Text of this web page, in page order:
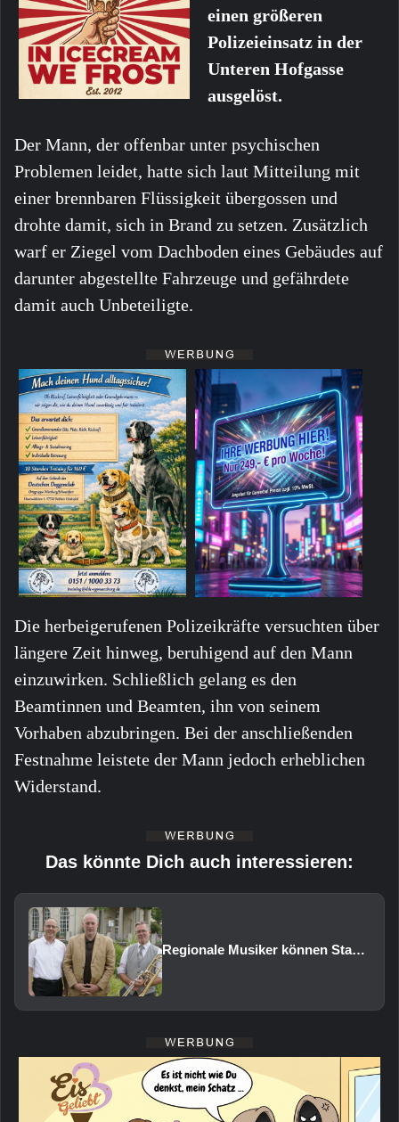
einen größeren
Polizeieinsatz in der
Unteren Hofgasse
ausgelöst.
Der Mann, der offenbar unter psychischen
Problemen leidet, hatte sich laut Mitteilung mit
einer brennbaren Flüssigkeit übergossen und
drohte damit, sich in Brand zu setzen. Zusätzlich
warf er Ziegel vom Dachboden eines Gebäudes auf
darunter abgestellte Fahrzeuge und gefährdete
damit auch Unbeteiligte.
Die herbeigerufenen Polizeikräfte versuchten über
längere Zeit hinweg, beruhigend auf den Mann
einzuwirken. Schließlich gelang es den
Beamtinnen und Beamten, ihn von seinem
Vorhaben abzubringen. Bei der anschließenden
Festnahme leistete der Mann jedoch erheblichen
Widerstand.
Das könnte Dich auch interessieren:
Regionale Musiker können Staatsbad Philharmonie im Februar 2027 vertreten